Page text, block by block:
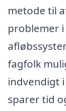
metode til
problemer
fagfolk
indvendigt
sparer tid